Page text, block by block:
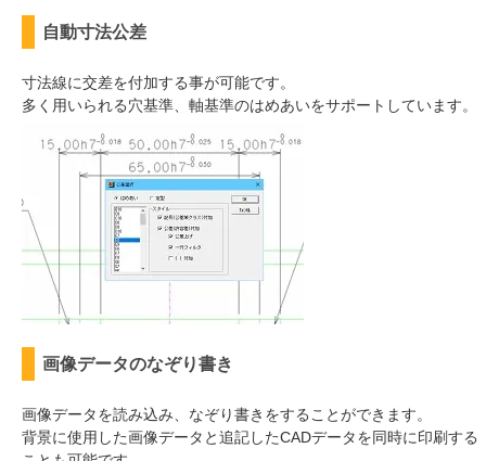
自動寸法公差
寸法線に交差を付加する事が可能です。
多く用いられる穴基準、軸基準のはめあいをサポートしています。
画像データのなぞり書き
画像データを読み込み、なぞり書きをすることができます。
背景に使用した画像データと追記したCADデータを同時に印刷する